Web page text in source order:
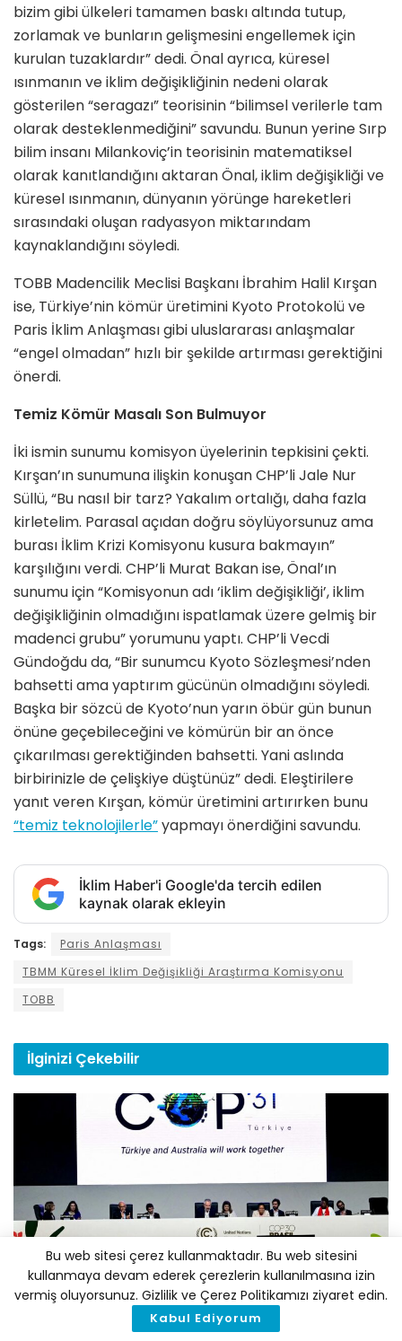
bizim gibi ülkeleri tamamen baskı altında tutup,
zorlamak ve bunların gelişmesini engellemek için
kurulan tuzaklardır” dedi. Önal ayrıca, küresel
ısınmanın ve iklim değişikliğinin nedeni olarak
gösterilen “seragazı” teorisinin “bilimsel verilerle tam
olarak desteklenmediğini” savundu. Bunun yerine Sırp
bilim insanı Milankoviç’in teorisinin matematiksel
olarak kanıtlandığını aktaran Önal, iklim değişikliği ve
küresel ısınmanın, dünyanın yörünge hareketleri
sırasındaki oluşan radyasyon miktarındam
kaynaklandığını söyledi.
TOBB Madencilik Meclisi Başkanı İbrahim Halil Kırşan
ise, Türkiye’nin kömür üretimini Kyoto Protokolü ve
Paris İklim Anlaşması gibi uluslararası anlaşmalar
“engel olmadan” hızlı bir şekilde artırması gerektiğini
önerdi.
Temiz Kömür Masalı Son Bulmuyor
İki ismin sunumu komisyon üyelerinin tepkisini çekti.
Kırşan’ın sunumuna ilişkin konuşan CHP’li Jale Nur
Süllü, “Bu nasıl bir tarz? Yakalım ortalığı, daha fazla
kirletelim. Parasal açıdan doğru söylüyorsunuz ama
burası İklim Krizi Komisyonu kusura bakmayın”
karşılığını verdi. CHP’li Murat Bakan ise, Önal’ın
sunumu için “Komisyonun adı ‘iklim değişikliği’, iklim
değişikliğinin olmadığını ispatlamak üzere gelmiş bir
madenci grubu” yorumunu yaptı. CHP’li Vecdi
Gündoğdu da, “Bir sunumcu Kyoto Sözleşmesi’nden
bahsetti ama yaptırım gücünün olmadığını söyledi.
Başka bir sözcü de Kyoto’nun yarın öbür gün bunun
önüne geçebileceğini ve kömürün bir an önce
çıkarılması gerektiğinden bahsetti. Yani aslında
birbirinizle de çelişkiye düştünüz” dedi. Eleştirilere
yanıt veren Kırşan, kömür üretimini artırırken bunu
“temiz teknolojilerle”yapmayı önerdiğini savundu.
İklim Haber'i Google'da tercih edilen
kaynak olarak ekleyin
Tags:
Paris Anlaşması
TBMM Küresel İklim Değişikliği Araştırma Komisyonu
TOBB
İlginizi Çekebilir
POLITIKA
COP31 Ev Sahibi Ülke Anlaşması Yürürlüğe Girdi
Bu web sitesi çerez kullanmaktadır. Bu web sitesini
kullanmaya devam ederek çerezlerin kullanılmasına izin
vermiş oluyorsunuz. Gizlilik ve Çerez Politikamızı ziyaret edin.
Kabul Ediyorum